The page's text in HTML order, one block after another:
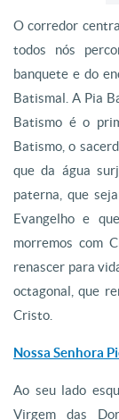
O corredor
todos nós
banquete e do
Batismal. A Pia
Batismo é o
Batismo, o
que da água
paterna, que
Evangelho e
morremos com
renascer para
octagonal, que
Cristo.
Nossa Senhora
Ao seu lado
Virgem das